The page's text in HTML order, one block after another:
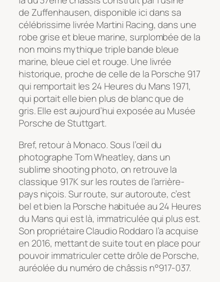
de Zuffenhausen, disponible ici dans sa
célébrissime livrée Martini Racing, dans une
robe grise et bleue marine, surplombée de la
non moins mythique triple bande bleue
marine, bleue ciel et rouge. Une livrée
historique, proche de celle de la Porsche 917
qui remportait les 24 Heures du Mans 1971,
qui portait elle bien plus de blanc que de
gris. Elle est aujourd’hui exposée au Musée
Porsche de Stuttgart.
Bref, retour à Monaco. Sous l’œil du
photographe Tom Wheatley, dans un
sublime shooting photo, on retrouve la
classique 917K sur les routes de l’arrière-
pays niçois. Sur route, sur autoroute, c’est
bel et bien la Porsche habituée au 24 Heures
du Mans qui est là, immatriculée qui plus est.
Son propriétaire Claudio Roddaro l’a acquise
en 2016, mettant de suite tout en place pour
pouvoir immatriculer cette drôle de Porsche,
auréolée du numéro de châssis n°917-037.